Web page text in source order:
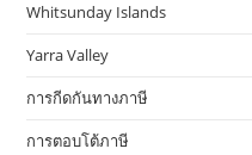
Whitsunday Islands
Yarra Valley
การกีดกันทางภาษี
การตอบโต้ภาษี